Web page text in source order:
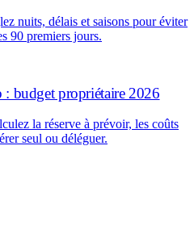
nuits, délais et saisons pour éviter
90 premiers jours.
budget propriétaire 2026
la réserve à prévoir, les coûts
seul ou déléguer.